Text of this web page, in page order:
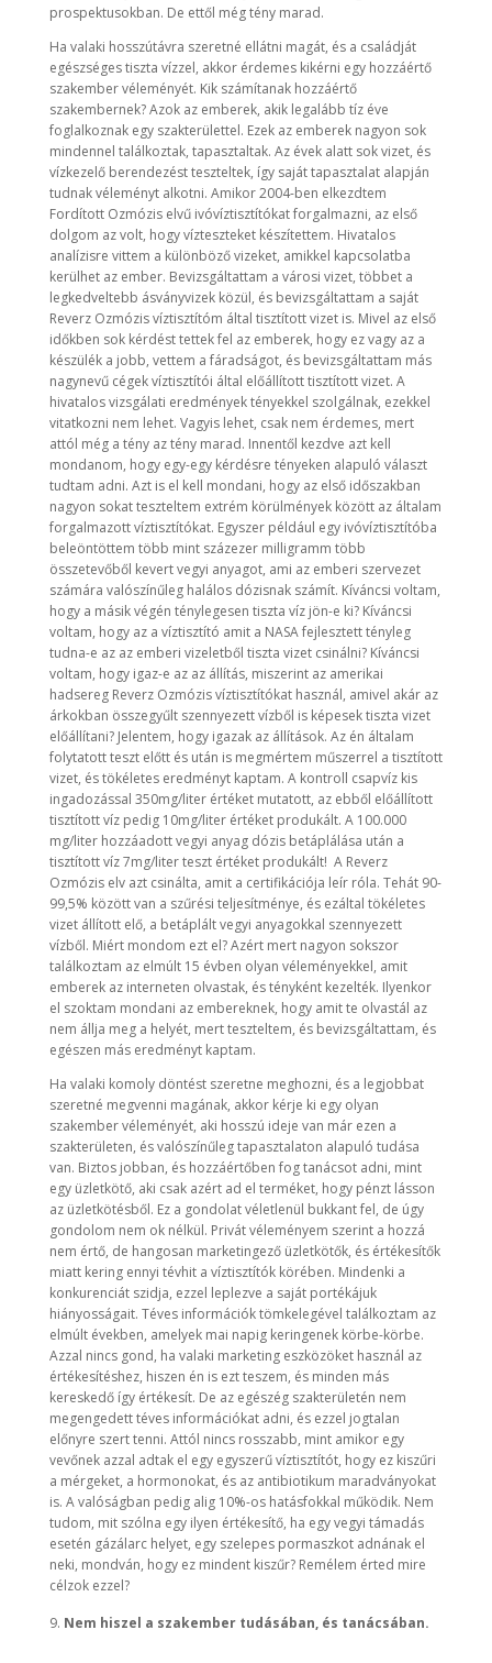
prospektusokban. De ettől még tény marad.
Ha valaki hosszútávra szeretné ellátni magát, és a családját
egészséges tiszta vízzel, akkor érdemes kikérni egy hozzáértő
szakember véleményét. Kik számítanak hozzáértő
szakembernek? Azok az emberek, akik legalább tíz éve
foglalkoznak egy szakterülettel. Ezek az emberek nagyon sok
mindennel találkoztak, tapasztaltak. Az évek alatt sok vizet, és
vízkezelő berendezést teszteltek, így saját tapasztalat alapján
tudnak véleményt alkotni. Amikor 2004-ben elkezdtem
Fordított Ozmózis elvű ivóvíztisztítókat forgalmazni, az első
dolgom az volt, hogy vízteszteket készítettem. Hivatalos
analízisre vittem a különböző vizeket, amikkel kapcsolatba
kerülhet az ember. Bevizsgáltattam a városi vizet, többet a
legkedveltebb ásványvizek közül, és bevizsgáltattam a saját
Reverz Ozmózis víztisztítóm által tisztított vizet is. Mivel az első
időkben sok kérdést tettek fel az emberek, hogy ez vagy az a
készülék a jobb, vettem a fáradságot, és bevizsgáltattam más
nagynevű cégek víztisztítói által előállított tisztított vizet. A
hivatalos vizsgálati eredmények tényekkel szolgálnak, ezekkel
vitatkozni nem lehet. Vagyis lehet, csak nem érdemes, mert
attól még a tény az tény marad. Innentől kezdve azt kell
mondanom, hogy egy-egy kérdésre tényeken alapuló választ
tudtam adni. Azt is el kell mondani, hogy az első időszakban
nagyon sokat teszteltem extrém körülmények között az általam
forgalmazott víztisztítókat. Egyszer például egy ivóvíztisztítóba
beleöntöttem több mint százezer milligramm több
összetevőből kevert vegyi anyagot, ami az emberi szervezet
számára valószínűleg halálos dózisnak számít. Kíváncsi voltam,
hogy a másik végén ténylegesen tiszta víz jön-e ki? Kíváncsi
voltam, hogy az a víztisztító amit a NASA fejlesztett tényleg
tudna-e az az emberi vizeletből tiszta vizet csinálni? Kíváncsi
voltam, hogy igaz-e az az állítás, miszerint az amerikai
hadsereg Reverz Ozmózis víztisztítókat használ, amivel akár az
árkokban összegyűlt szennyezett vízből is képesek tiszta vizet
előállítani? Jelentem, hogy igazak az állítások. Az én általam
folytatott teszt előtt és után is megmértem műszerrel a tisztított
vizet, és tökéletes eredményt kaptam. A kontroll csapvíz kis
ingadozással 350mg/liter értéket mutatott, az ebből előállított
tisztított víz pedig 10mg/liter értéket produkált. A 100.000
mg/liter hozzáadott vegyi anyag dózis betáplálása után a
tisztított víz 7mg/liter teszt értéket produkált! A Reverz
Ozmózis elv azt csinálta, amit a certifikációja leír róla. Tehát 90-
99,5% között van a szűrési teljesítménye, és ezáltal tökéletes
vizet állított elő, a betáplált vegyi anyagokkal szennyezett
vízből. Miért mondom ezt el? Azért mert nagyon sokszor
találkoztam az elmúlt 15 évben olyan véleményekkel, amit
emberek az interneten olvastak, és tényként kezelték. Ilyenkor
el szoktam mondani az embereknek, hogy amit te olvastál az
nem állja meg a helyét, mert teszteltem, és bevizsgáltattam, és
egészen más eredményt kaptam.
Ha valaki komoly döntést szeretne meghozni, és a legjobbat
szeretné megvenni magának, akkor kérje ki egy olyan
szakember véleményét, aki hosszú ideje van már ezen a
szakterületen, és valószínűleg tapasztalaton alapuló tudása
van. Biztos jobban, és hozzáértőben fog tanácsot adni, mint
egy üzletkötő, aki csak azért ad el terméket, hogy pénzt lásson
az üzletkötésből. Ez a gondolat véletlenül bukkant fel, de úgy
gondolom nem ok nélkül. Privát véleményem szerint a hozzá
nem értő, de hangosan marketingező üzletkötők, és értékesítők
miatt kering ennyi tévhit a víztisztítók körében. Mindenki a
konkurenciát szidja, ezzel leplezve a saját portékájuk
hiányosságait. Téves információk tömkelegével találkoztam az
elmúlt években, amelyek mai napig keringenek körbe-körbe.
Azzal nincs gond, ha valaki marketing eszközöket használ az
értékesítéshez, hiszen én is ezt teszem, és minden más
kereskedő így értékesít. De az egészég szakterületén nem
megengedett téves információkat adni, és ezzel jogtalan
előnyre szert tenni. Attól nincs rosszabb, mint amikor egy
vevőnek azzal adtak el egy egyszerű víztisztítót, hogy ez kiszűri
a mérgeket, a hormonokat, és az antibiotikum maradványokat
is. A valóságban pedig alig 10%-os hatásfokkal működik. Nem
tudom, mit szólna egy ilyen értékesítő, ha egy vegyi támadás
esetén gázálarc helyet, egy szelepes pormaszkot adnának el
neki, mondván, hogy ez mindent kiszűr? Remélem érted mire
célzok ezzel?
Nem hiszel a szakember tudásában, és tanácsában.